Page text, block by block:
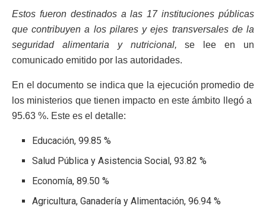
Estos fueron destinados a las 17 instituciones públicas
que contribuyen a los pilares y ejes transversales de la
seguridad alimentaria y nutricional,se lee en un
comunicado emitido por las autoridades.
En el documento se indica que la ejecución promedio de
los ministerios que tienen impacto en este ámbito llegó a
95.63 %. Este es el detalle:
Educación, 99.85 %
Salud Pública y Asistencia Social, 93.82 %
Economía, 89.50 %
Agricultura, Ganadería y Alimentación, 96.94 %